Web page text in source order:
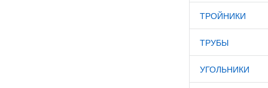
ТРОЙНИКИ
ТРУБЫ
УГОЛЬНИКИ